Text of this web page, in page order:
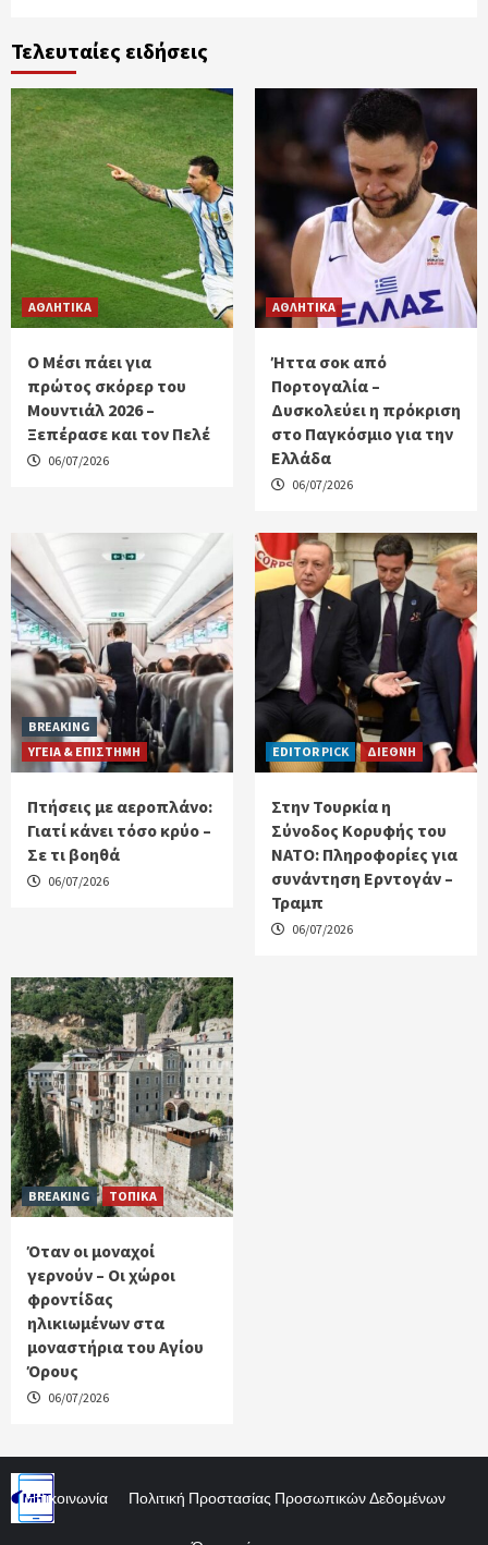
Τελευταίες ειδήσεις
ΑΘΛΗΤΙΚΑ
Ο Μέσι πάει για
πρώτος σκόρερ του
Μουντιάλ 2026 –
Ξεπέρασε και τον Πελέ
06/07/2026
ΑΘΛΗΤΙΚΑ
Ήττα σοκ από
Πορτογαλία –
Δυσκολεύει η πρόκριση
στο Παγκόσμιο για την
Ελλάδα
06/07/2026
BREAKING
ΥΓΕΙΑ & ΕΠΙΣΤΗΜΗ
Πτήσεις με αεροπλάνο:
Γιατί κάνει τόσο κρύο –
Σε τι βοηθά
06/07/2026
EDITOR PICK ΔΙΕΘΝΗ
Στην Τουρκία η
Σύνοδος Κορυφής του
ΝΑΤΟ: Πληροφορίες για
συνάντηση Ερντογάν –
Τραμπ
06/07/2026
BREAKING ΤΟΠΙΚΑ
Όταν οι μοναχοί
γερνούν – Οι χώροι
φροντίδας
ηλικιωμένων στα
μοναστήρια του Αγίου
Όρους
06/07/2026
Επικοινωνία Πολιτική Προστασίας Προσωπικών Δεδομένων